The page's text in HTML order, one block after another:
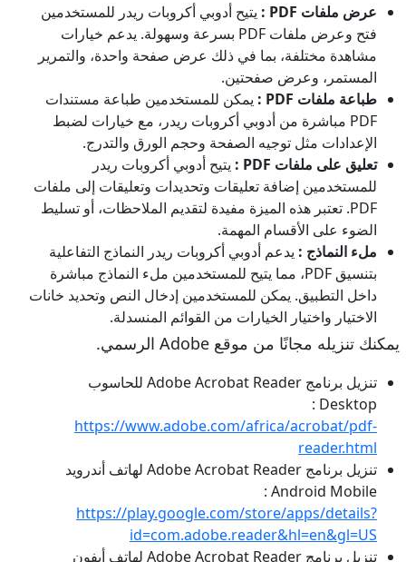
عرض ملفات PDF :
يتيح أدوبي أكروبات ريدر للمستخدمين
فتح وعرض ملفات PDF بسرعة وسهولة. يدعم خيارات
مشاهدة مختلفة، بما في ذلك عرض صفحة واحدة، والتمرير
المستمر، وعرض صفحتين.
طباعة ملفات PDF :
يمكن للمستخدمين طباعة مستندات
PDF مباشرة من أدوبي أكروبات ريدر، مع خيارات لضبط
الإعدادات مثل توجيه الصفحة وحجم الورق والتدرج.
تعليق على ملفات PDF :
يتيح أدوبي أكروبات ريدر
للمستخدمين إضافة تعليقات وتحديدات وتعليقات إلى ملفات
PDF. تعتبر هذه الميزة مفيدة لتقديم الملاحظات، أو تسليط
الضوء على الأقسام المهمة.
ملء النماذج : يدعم أدوبي أكروبات ريدر النماذج التفاعلية
بتنسيق PDF، مما يتيح للمستخدمين ملء النماذج مباشرة
داخل التطبيق. يمكن للمستخدمين إدخال النص وتحديد خانات
الاختيار واختيار الخيارات من القوائم المنسدلة.
يمكنك تنزيله مجانًا من موقع Adobe الرسمي.
تنزيل برنامج Adobe Acrobat Reader للحاسوب
Desktop :
https://www.adobe.com/africa/acrobat/pdf-
reader.html
تنزيل برنامج Adobe Acrobat Reader لهاتف أندرويد
Android Mobile :
https://play.google.com/store/apps/details?
id=com.adobe.reader&hl=en&gl=US
تنزيل برنامج Adobe Acrobat Reader لهاتف أيفون